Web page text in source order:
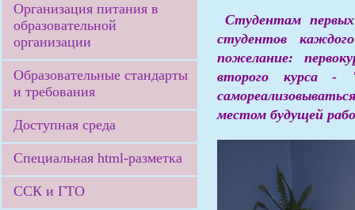
Организация питания в
образовательной
организации
Образовательные стандарты
и требования
Доступная среда
Специальная html-разметка
ССК и ГТО
Студентам первых
студентов
пожелание:
второго курса -
местом будущей